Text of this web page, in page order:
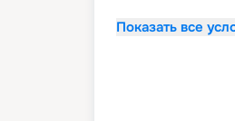
Показать все